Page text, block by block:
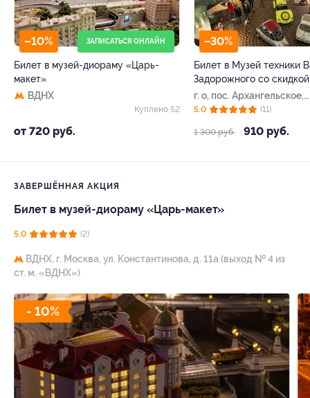
–10% ЗАПИСАТЬСЯ ОНЛАЙН
Билет в музей-диораму «Царь-
макет»
ВДНХ
от 720 руб.
Куплено 52
–30%
Билет в Музей техники
Задорожного со скидкой
г. о, пос. Архангельское,
Ильинское ш, д. 8, стр. 8
1 300 руб. 910 руб.
5.0 (11)
ЗАВЕРШЁННАЯ АКЦИЯ
Билет в музей-диораму «Царь-макет»
5.0 (2)
ВДНХ, г. Москва, ул. Константинова, д. 11а (выход № 4 из
ст. м. «ВДНХ»)
- 10%